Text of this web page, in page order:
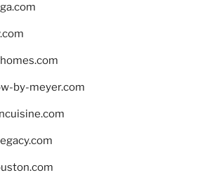
by-meyer.com